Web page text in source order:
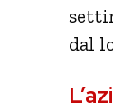
dal